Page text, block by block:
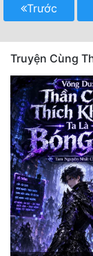
Trước
Truyện Cùng